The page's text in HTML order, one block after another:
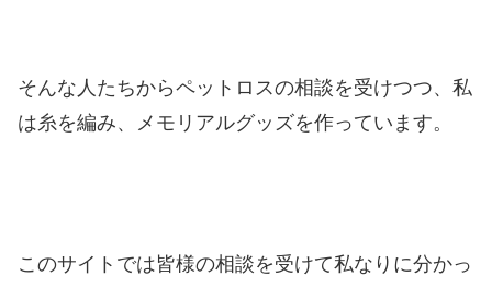
そんな人たちからペットロスの相談を受けつつ、私
は糸を編み、メモリアルグッズを作っています。
このサイトでは皆様の相談を受けて私なりに分かっ